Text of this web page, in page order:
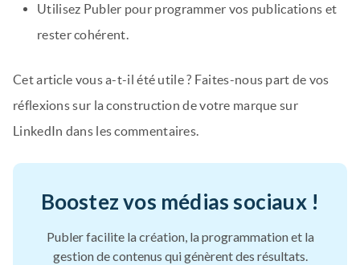
Utilisez Publer pour programmer vos publications et
rester cohérent.
Cet article vous a-t-il été utile ? Faites-nous part de vos
réflexions sur la construction de votre marque sur
LinkedIn dans les commentaires.
Boostez vos médias sociaux !
Publer facilite la création, la programmation et la
gestion de contenus qui génèrent des résultats.